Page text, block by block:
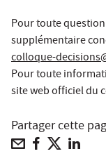
Pour toute
supplémentaire
colloque-
Pour toute
site web officiel du
Partager cette